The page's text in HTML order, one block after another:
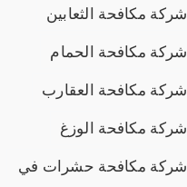
شركة مكافحة الثعابين
شركة مكافحة الحمام
شركة مكافحة العقارب
شركة مكافحة الوزغ
شركة مكافحة حشرات في